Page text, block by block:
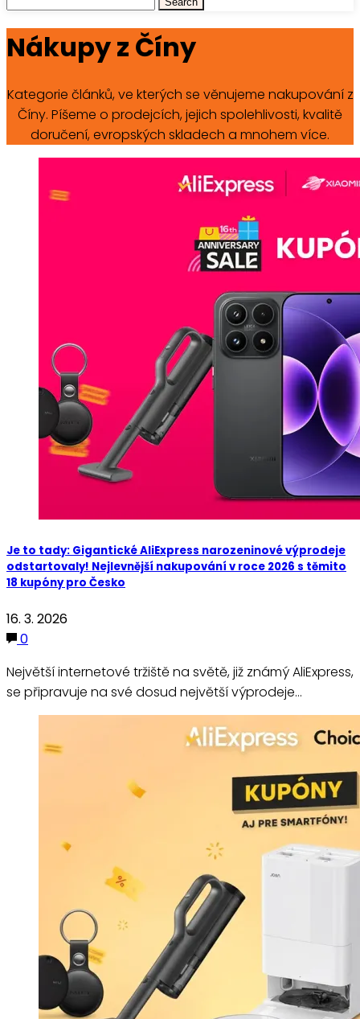
Nákupy z Číny
Kategorie článků, ve kterých se věnujeme nakupování z
Číny. Píšeme o prodejcích, jejich spolehlivosti, kvalitě
doručení, evropských skladech a mnohem více.
Je to tady: Gigantické AliExpress narozeninové výprodeje
odstartovaly! Nejlevnější nakupování v roce 2026 s těmito
18 kupóny pro Česko
16. 3. 2026
0
Největší internetové tržiště na světě, již známý AliExpress,
se připravuje na své dosud největší výprodeje…